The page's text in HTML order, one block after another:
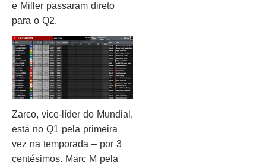
e Miller passaram direto
para o Q2.
Zarco, vice-líder do Mundial,
está no Q1 pela primeira
vez na temporada – por 3
centésimos. Marc M pela